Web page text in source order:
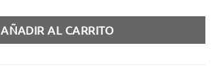
AÑADIR AL CARRITO